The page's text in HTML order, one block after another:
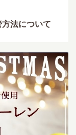
法について